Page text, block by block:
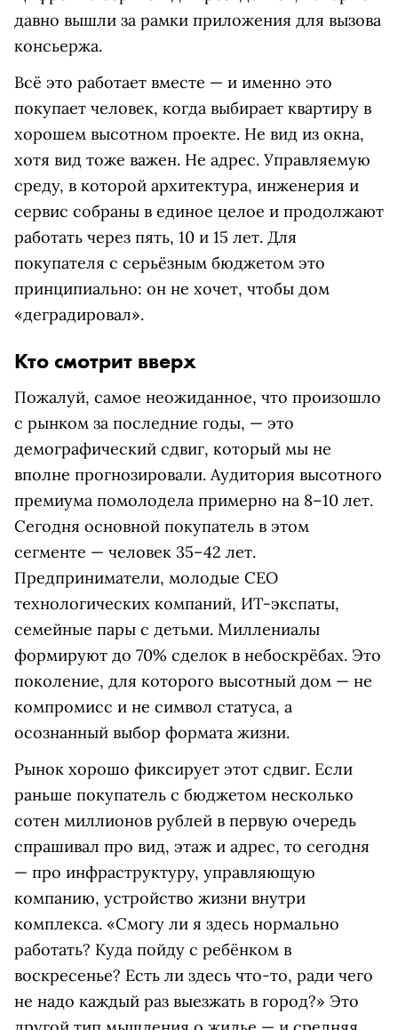
давно вышли за рамки приложения для вызова
консьержа.
Всё это работает вместе — и именно это
покупает человек, когда выбирает квартиру в
хорошем высотном проекте. Не вид из окна,
хотя вид тоже важен. Не адрес. Управляемую
среду, в которой архитектура, инженерия и
сервис собраны в единое целое и продолжают
работать через пять, 10 и 15 лет. Для
покупателя с серьёзным бюджетом это
принципиально: он не хочет, чтобы дом
«деградировал».
Кто смотрит вверх
Пожалуй, самое неожиданное, что произошло
с рынком за последние годы, — это
демографический сдвиг, который мы не
вполне прогнозировали. Аудитория высотного
премиума помолодела примерно на 8–10 лет.
Сегодня основной покупатель в этом
сегменте — человек 35–42 лет.
Предприниматели, молодые CEO
технологических компаний, ИТ-экспаты,
семейные пары с детьми. Миллениалы
формируют до 70% сделок в небоскрёбах. Это
поколение, для которого высотный дом — не
компромисс и не символ статуса, а
осознанный выбор формата жизни.
Рынок хорошо фиксирует этот сдвиг. Если
раньше покупатель с бюджетом несколько
сотен миллионов рублей в первую очередь
спрашивал про вид, этаж и адрес, то сегодня
— про инфраструктуру, управляющую
компанию, устройство жизни внутри
комплекса. «Смогу ли я здесь нормально
работать? Куда пойду с ребёнком в
воскресенье? Есть ли здесь что-то, ради чего
не надо каждый раз выезжать в город?» Это